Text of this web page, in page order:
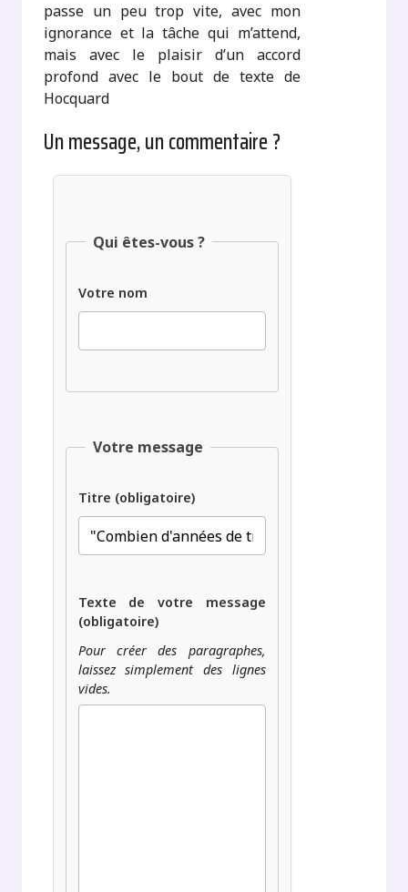
passe un peu trop vite, avec mon
ignorance et la tâche qui m’attend,
mais avec le plaisir d’un accord
profond avec le bout de texte de
Hocquard
Un message, un commentaire ?
Qui êtes-vous ?
Votre nom
Votre message
Titre (obligatoire)
Texte de votre message
(obligatoire)
Pour créer des paragraphes,
laissez simplement des lignes
vides.